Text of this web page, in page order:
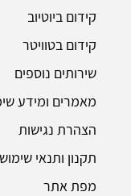
קידום ביוטיוב
קידום בטוויטר
שירותים נוספים
מאמרים ומידע
הצהרת נגישות
תקנון ותנאי שימוש
מפת אתר